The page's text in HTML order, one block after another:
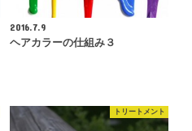
2016.7.9
ヘアカラーの仕組み３
トリートメント